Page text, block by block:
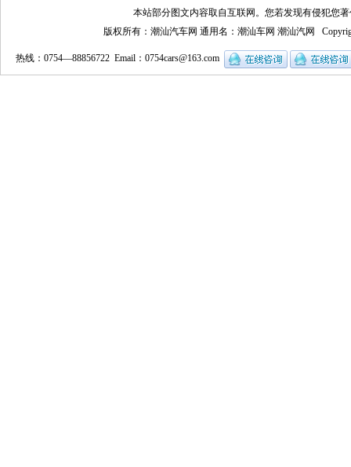
本站部分图文内容取自互联网。您若发现有侵犯您
版权所有：潮汕汽车网 通用名：潮汕车网 潮汕汽网
热线：0754—88856722 Email： 0754cars@163.com